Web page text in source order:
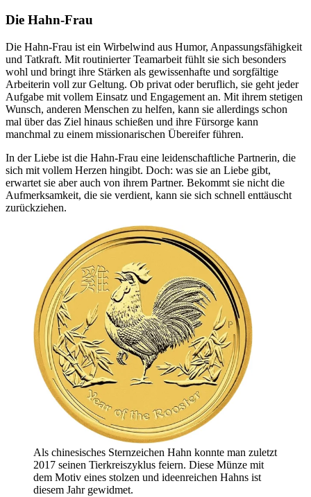
Die Hahn-Frau
Die Hahn-Frau ist ein Wirbelwind aus Humor, Anpassungsfähigkeit
und Tatkraft. Mit routinierter Teamarbeit fühlt sie sich besonders
wohl und bringt ihre Stärken als gewissenhafte und sorgfältige
Arbeiterin voll zur Geltung. Ob privat oder beruflich, sie geht jeder
Aufgabe mit vollem Einsatz und Engagement an. Mit ihrem stetigen
Wunsch, anderen Menschen zu helfen, kann sie allerdings schon
mal über das Ziel hinaus schießen und ihre Fürsorge kann
manchmal zu einem missionarischen Übereifer führen.
In der Liebe ist die Hahn-Frau eine leidenschaftliche Partnerin, die
sich mit vollem Herzen hingibt. Doch: was sie an Liebe gibt,
erwartet sie aber auch von ihrem Partner. Bekommt sie nicht die
Aufmerksamkeit, die sie verdient, kann sie sich schnell enttäuscht
zurückziehen.
Als chinesisches Sternzeichen Hahn konnte man zuletzt
2017 seinen Tierkreiszyklus feiern. Diese Münze mit
dem Motiv eines stolzen und ideenreichen Hahns ist
diesem Jahr gewidmet.